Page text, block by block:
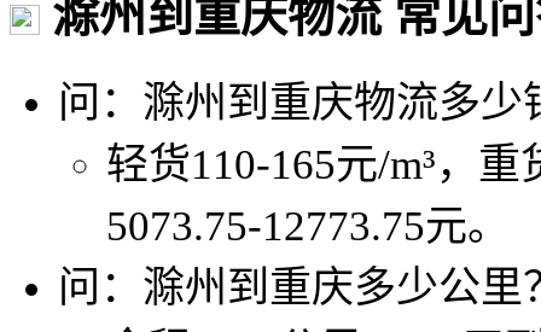
滁州到重庆物流 常见
问：滁州到重庆物流多少
轻货110-165元/m³，
5073.75-12773.75元。
问：滁州到重庆多少公里